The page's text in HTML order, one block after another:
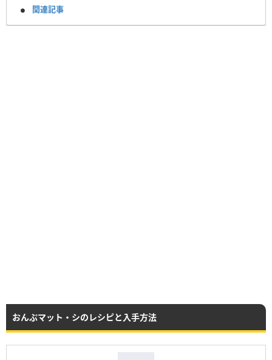
関連記事
おんぷマット・シのレシピと入手方法